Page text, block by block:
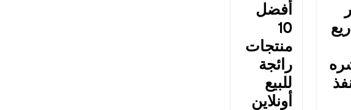
أفضل
10
منتجات
رائجة
للبيع
أونلاين